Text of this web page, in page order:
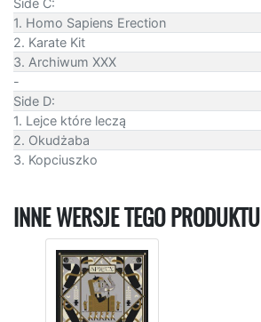
Side C:
1. Homo Sapiens Erection
2. Karate Kit
3. Archiwum XXX
-
Side D:
1. Lejce które leczą
2. Okudżaba
3. Kopciuszko
INNE WERSJE TEGO PRODUKTU